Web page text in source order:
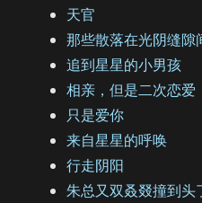
天官
那些散落在光阴缝隙
追到星星的小男孩
相亲，但是二次恋爱
只是爱你
来自星星的呼唤
行走阴阳
朱总又双叒叕撞到头